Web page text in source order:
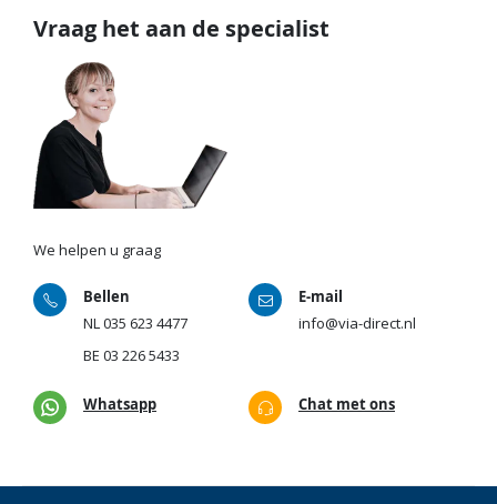
Vraag het aan de specialist
We helpen u graag
Bellen
NL035 623 4477
BE 03 226 5433
E-mail
info@via-direct.nl
Whatsapp Chat met ons